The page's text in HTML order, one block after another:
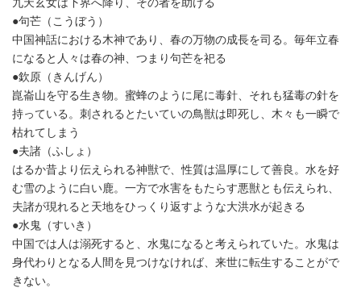
●句芒（こうぼう）
中国神話における木神であり、春の万物の成長を司る。毎年立春
になると人々は春の神、つまり句芒を祀る
●欽原（きんげん）
崑崙山を守る生き物。蜜蜂のように尾に毒針、それも猛毒の針を
持っている。刺されるとたいていの鳥獣は即死し、木々も一瞬で
枯れてしまう
●夫諸（ふしょ）
はるか昔より伝えられる神獣で、性質は温厚にして善良。水を好
む雪のように白い鹿。一方で水害をもたらす悪獣とも伝えられ、
夫諸が現れると天地をひっくり返すような大洪水が起きる
●水鬼（すいき）
中国では人は溺死すると、水鬼になると考えられていた。水鬼は
身代わりとなる人間を見つけなければ、来世に転生することがで
きない。